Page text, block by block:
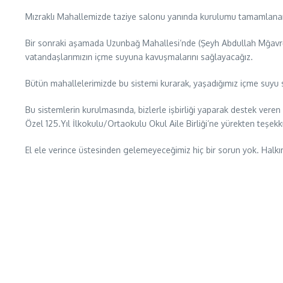
Mızraklı Mahallemizde taziye salonu yanında kurulumu
Bir sonraki aşamada Uzunbağ Mahallesi’nde (Şeyh Abdullah
vatandaşlarımızın içme suyuna kavuşmalarını sağlayacağız.
Bütün mahallelerimizde bu sistemi kurarak, yaşadığımız içme
Bu sistemlerin kurulmasında, bizlerle işbirliği yaparak destek
Özel 125.Yıl İlkokulu/Ortaokulu Okul Aile Birliği’ne yürekten
El ele verince üstesinden gelemeyeceğimiz hiç bir sorun yok.